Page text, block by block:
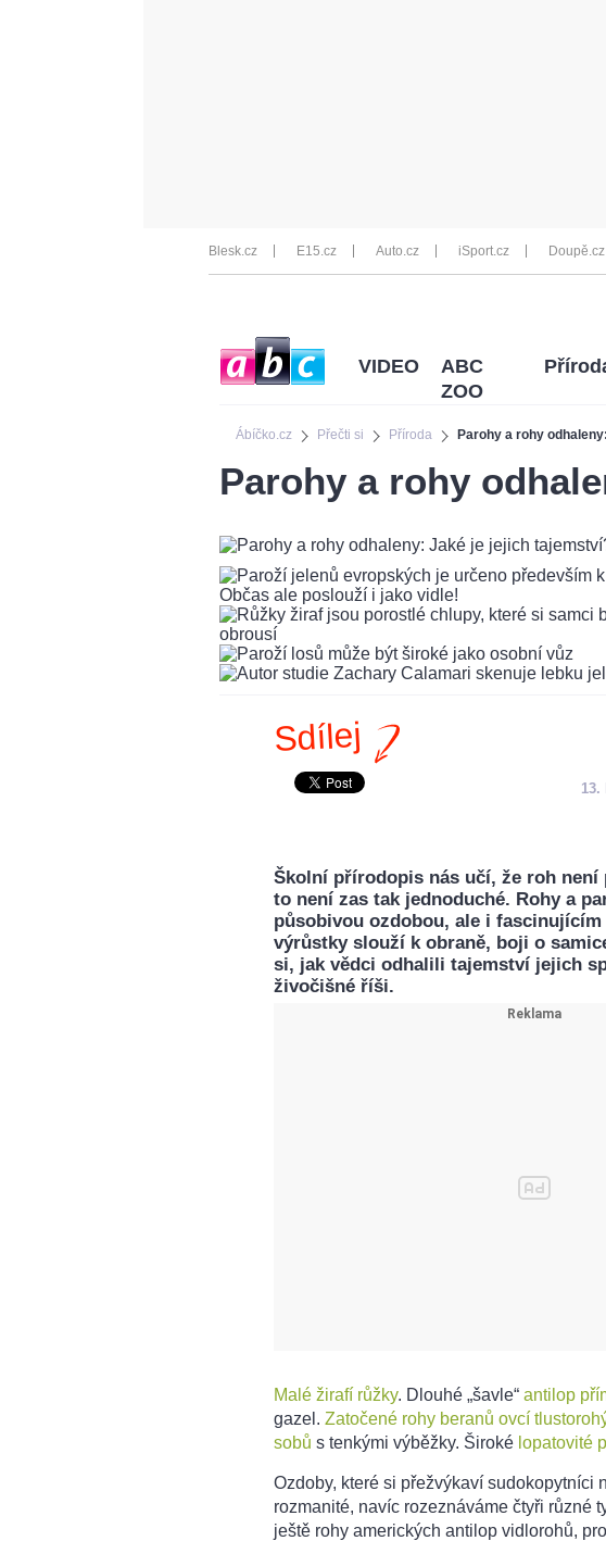
Blesk.cz E15.cz Auto.cz iSport.cz Doupě.cz
Ábíčko.cz Přečti si Příroda Parohy a rohy
VIDEO
ABC
ZOO
Parohy a rohy
Sdílej
13.
Školní přírodopis nás učí, že roh
to není zas tak jednoduché. Rohy a
působivou ozdobou, ale i
výrůstky slouží k obraně, boji o
si, jak vědci odhalili tajemství jejich
živočišné říši.
Malé žirafí růžky. Dlouhé „šavle“ antilop
gazel. Zatočené rohy beranů ovcí
sobů s tenkými výběžky. Široké lopatovité
Ozdoby, které si přežvýkaví sudokopytníci
rozmanité, navíc rozeznáváme čtyři různé
ještě rohy amerických antilop vidlorohů,